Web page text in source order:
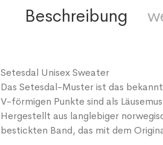
Beschreibung
Setesdal Unisex Sweater
Das Setesdal-Muster ist das
V-förmigen Punkte sind als
Hergestellt aus langlebiger
bestickten Band, das mit dem